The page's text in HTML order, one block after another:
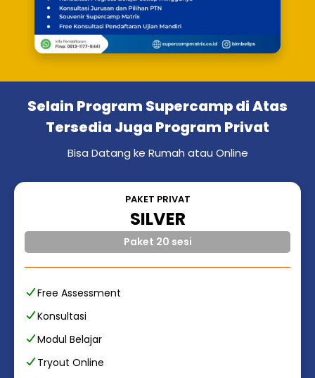
Selain Program Supercamp di Atas
Tersedia Juga Program Privat
Bisa Datang ke Rumah atau Online
PAKET PRIVAT
SILVER
Paket 20 sesi
Free Assessment
Konsultasi
Modul Belajar
Tryout Online